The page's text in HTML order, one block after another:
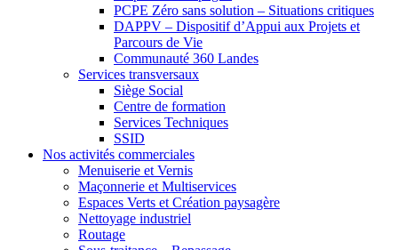
PCPE Zéro sans solution – Situations critiques
DAPPV – Dispositif d’Appui aux Projets et
Parcours de Vie
Communauté 360 Landes
Services transversaux
Siège Social
Centre de formation
Services Techniques
SSID
Nos activités commerciales
Menuiserie et Vernis
Maçonnerie et Multiservices
Espaces Verts et Création paysagère
Nettoyage industriel
Routage